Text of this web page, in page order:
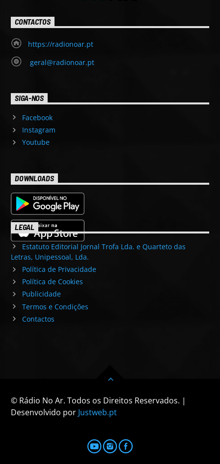
CONTACTOS
https://radionoar.pt
geral@radionoar.pt
SIGA-NOS
Facebook
Instagram
Youtube
DOWNLOADS
LEGAL
Estatuto Editorial Jornal Trofa Lda. e Quarteto das
Letras, Unipessoal, Lda.
Política de Privacidade
Política de Cookies
Publicidade
Termos e Condições
Contactos
© Rádio No Ar. Todos os Direitos Reservados. |
Desenvolvido por Justweb.pt